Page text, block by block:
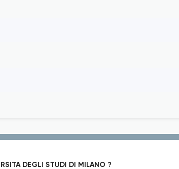
DEGLI STUDI DI MILANO ?